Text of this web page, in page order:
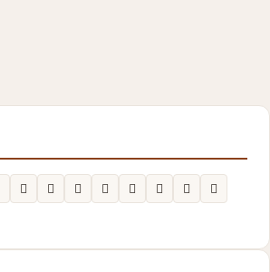
𢖊 𭛬 𢖃 𢕍 𢕑 𭜃 𮱾 𪫗